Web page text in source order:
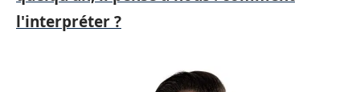
l'interpréter ?